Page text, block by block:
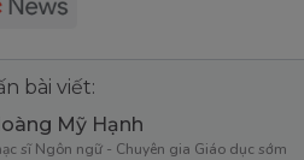
bài viết:
Mỹ Hạnh
sĩ Ngôn ngữ - Chuyên gia Giáo dục sớm